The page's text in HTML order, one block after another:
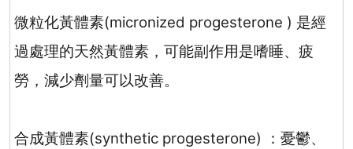
微粒化黃體素(micronized progesterone ) 是經
過處理的天然黃體素，可能副作用是嗜睡、疲
勞，減少劑量可以改善。
合成黃體素(synthetic progesterone)
：憂鬱、